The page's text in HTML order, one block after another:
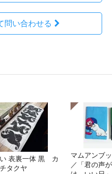
問い合わせる
表裏一体 黒 カ
タクヤ
マムアンブ
／「君の声